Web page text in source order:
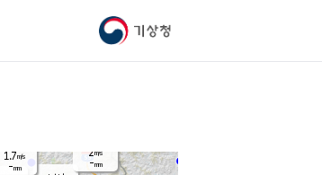
기상청
1.7m/s
-mm
2m/s
-mm